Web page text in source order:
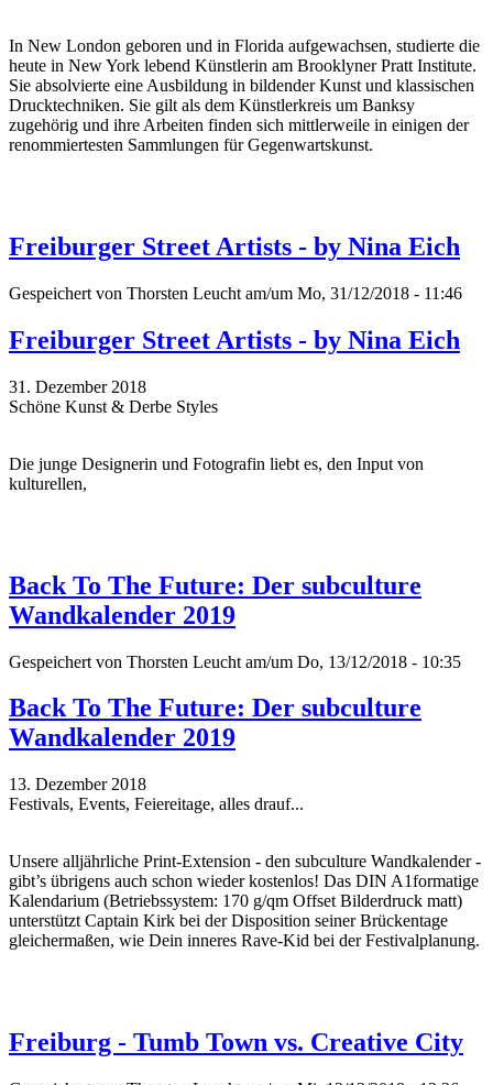
In New London geboren und in Florida aufgewachsen, studierte die
heute in New York lebend Künstlerin am Brooklyner Pratt Institute.
Sie absolvierte eine Ausbildung in bildender Kunst und klassischen
Drucktechniken. Sie gilt als dem Künstlerkreis um Banksy
zugehörig und ihre Arbeiten finden sich mittlerweile in einigen der
renommiertesten Sammlungen für Gegenwartskunst.
Freiburger Street Artists - by Nina Eich
Gespeichert von Thorsten Leucht am/um Mo, 31/12/2018 - 11:46
Freiburger Street Artists - by Nina Eich
31. Dezember 2018
Schöne Kunst & Derbe Styles
Die junge Designerin und Fotografin liebt es, den Input von
kulturellen,
Back To The Future: Der subculture
Wandkalender 2019
Gespeichert von Thorsten Leucht am/um Do, 13/12/2018 - 10:35
Back To The Future: Der subculture
Wandkalender 2019
13. Dezember 2018
Festivals, Events, Feiereitage, alles drauf...
Unsere alljährliche Print-Extension - den subculture Wandkalender -
gibt’s übrigens auch schon wieder kostenlos! Das DIN A1formatige
Kalendarium (Betriebssystem: 170 g/qm Offset Bilderdruck matt)
unterstützt Captain Kirk bei der Disposition seiner Brückentage
gleichermaßen, wie Dein inneres Rave-Kid bei der Festivalplanung.
Freiburg - Tumb Town vs. Creative City